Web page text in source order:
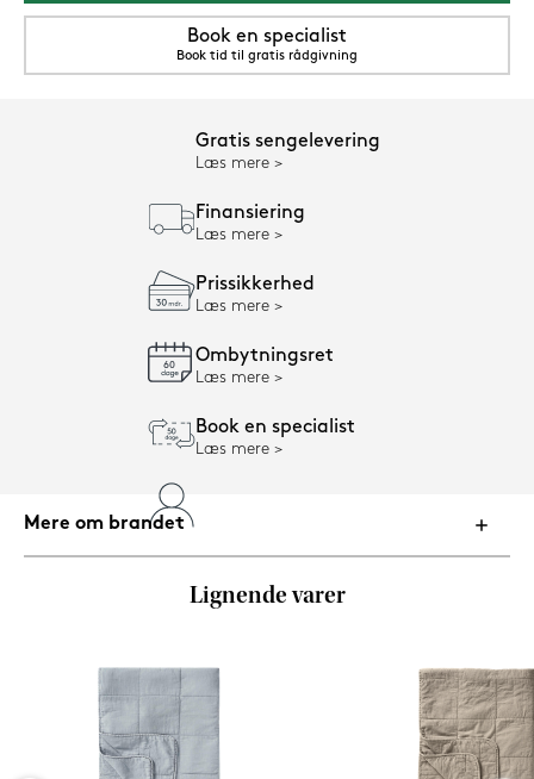
Book en specialist
Book tid til gratis rådgivning
Gratis sengelevering
Læs mere
Finansiering
Læs mere
Prissikkerhed
Læs mere
Ombytningsret
Læs mere
Book en specialist
Læs mere
Mere om brandet
Lignende varer